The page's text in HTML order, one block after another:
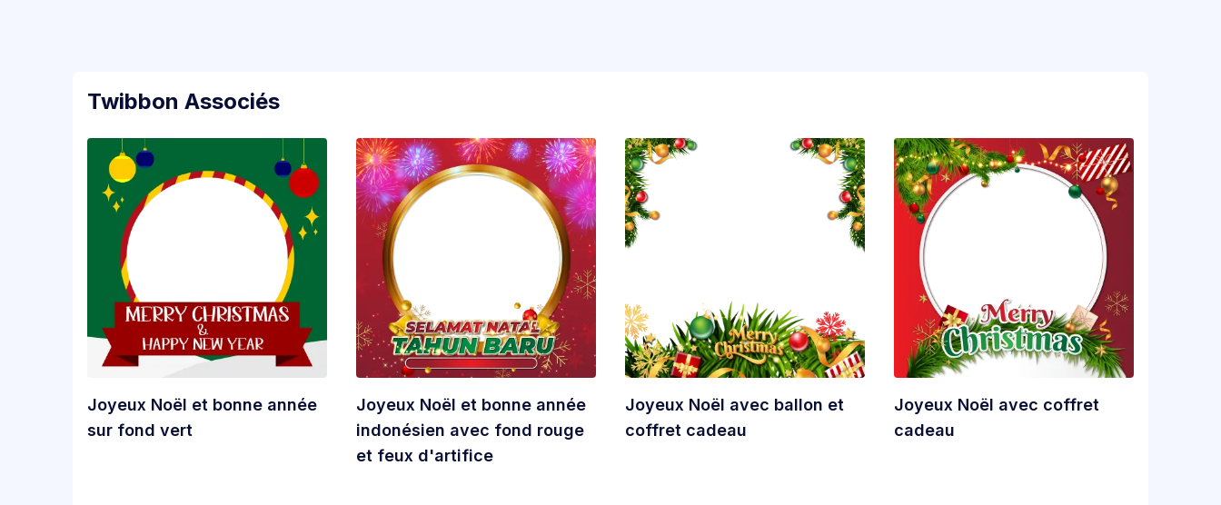
Twibbon Associés
Joyeux Noël et bonne année
sur fond vert
Joyeux Noël et bonne année
indonésien avec fond rouge
et feux d'artifice
Joyeux Noël avec ballon et
coffret cadeau
Joyeux Noël avec coffret
cadeau